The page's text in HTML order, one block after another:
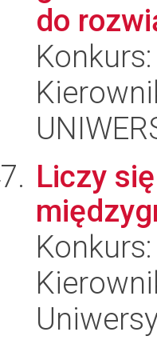
do
Konkurs:
Liczy
Konkurs: